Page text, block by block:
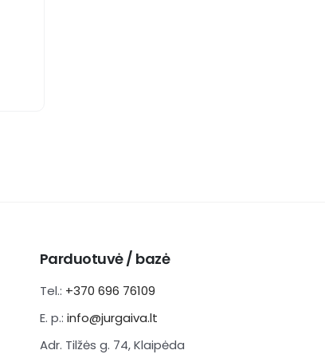
Parduotuvė / bazė
Tel.: +370 696 76109
E. p.: info@jurgaiva.lt
Adr. Tilžės g. 74, Klaipėda